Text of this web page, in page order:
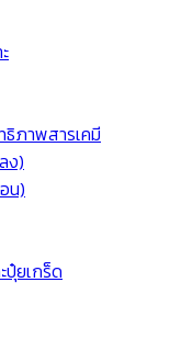
ธิภาพสารเคมี
ง)
น)
ปุ๋ยเกร็ด